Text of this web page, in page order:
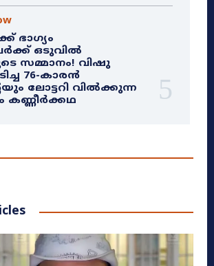
ഭാഗ്യം
ഒടുവിൽ
സമ്മാനം! വിഷു
76-കാരൻ
ലോട്ടറി വിൽക്കുന്ന
കണ്ണീർക്കഥ